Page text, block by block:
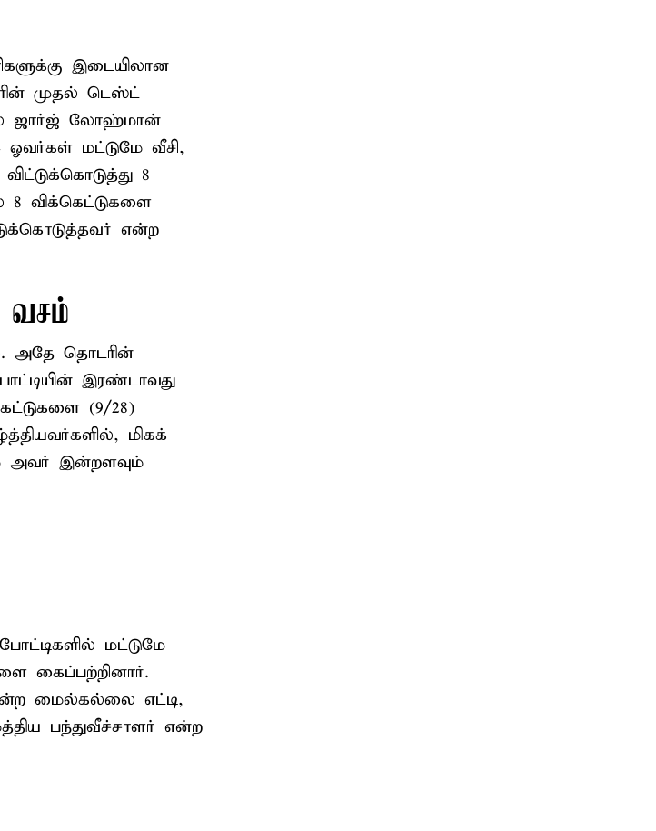
இடையிலான
முதல் டெஸ்ட்
ஜார்ஜ் லோஹ்மான்
ஓவர்கள் மட்டுமே வீசி,
8
8 விக்கெட்டுகளை
என்ற
வசம்
அதே தொடரின்
இரண்டாவது
(9/28)
மிகக்
அவர் இன்றளவும்
மட்டுமே
கைப்பற்றினார்.
மைல்கல்லை எட்டி,
பந்துவீச்சாளர் என்ற